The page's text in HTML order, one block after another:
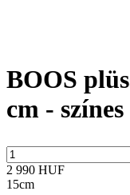
BOOS
cm -
2 990 HUF
15cm